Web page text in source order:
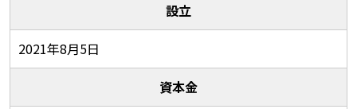
設立
2021年8月5日
資本金